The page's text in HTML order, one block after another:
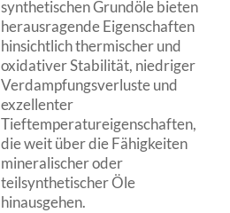
synthetischen Grundöle bieten
herausragende Eigenschaften
hinsichtlich thermischer und
oxidativer Stabilität, niedriger
Verdampfungsverluste und
exzellenter
Tieftemperatureigenschaften,
die weit über die Fähigkeiten
mineralischer oder
teilsynthetischer Öle
hinausgehen.